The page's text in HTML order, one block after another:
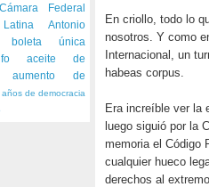
En criollo, todo lo
nosotros. Y como
Internacional, un
habeas corpus.
Era increíble ver la
luego siguió por la
memoria el Código
cualquier hueco
derechos al
Cámara Federal
Latina Antonio
boleta única
aceite de
aumento de
de democracia